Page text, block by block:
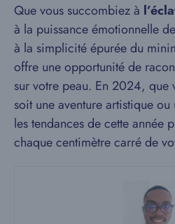
Que vous succombiez à
à la puissance émotionnelle
à la simplicité épurée du
offre une opportunité de
sur votre peau. En 2024, que
soit une aventure artistique
les tendances de cette année
chaque centimètre carré de